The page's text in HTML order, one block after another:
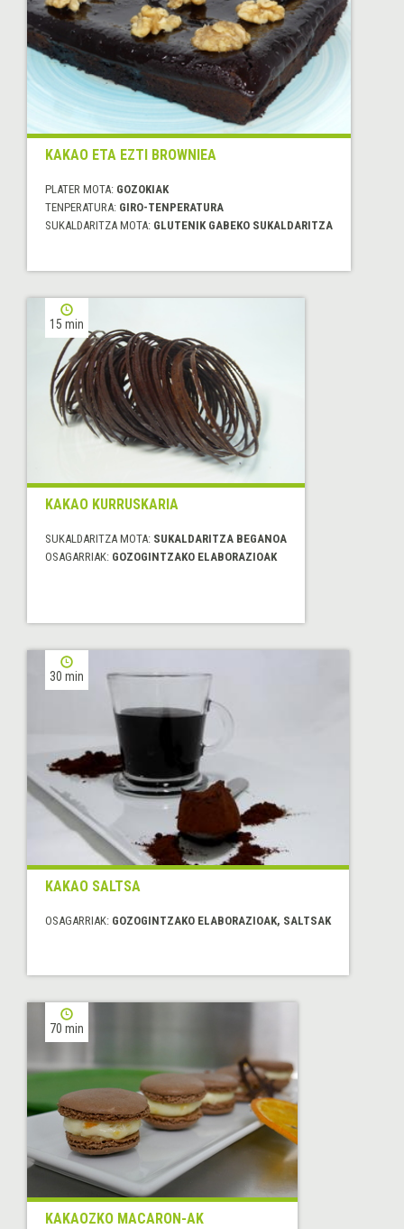
KAKAO ETA EZTI BROWNIEA
PLATER MOTA: GOZOKIAK
TENPERATURA: GIRO-TENPERATURA
SUKALDARITZA MOTA: GLUTENIK GABEKO SUKALDARITZA
15 min
KAKAO KURRUSKARIA
SUKALDARITZA MOTA: SUKALDARITZA BEGANOA
OSAGARRIAK: GOZOGINTZAKO ELABORAZIOAK
30 min
KAKAO SALTSA
OSAGARRIAK: GOZOGINTZAKO ELABORAZIOAK, SALTSAK
70 min
KAKAOZKO MACARON-AK